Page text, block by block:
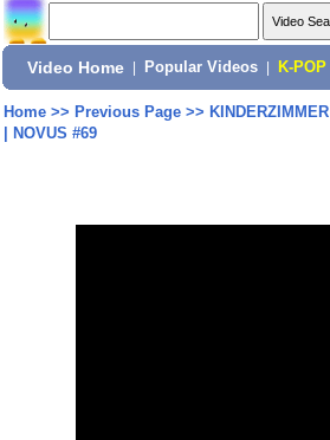
Video Home Popular Videos K-POP
Home>> Previous Page>>
| NOVUS #69